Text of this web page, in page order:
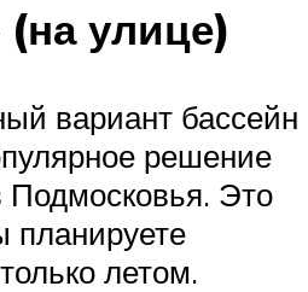
(на улице)
вариант бассейн
решение
Подмосковья. Это
планируете
летом.